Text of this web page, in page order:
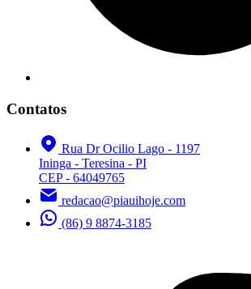
Contatos
Rua Dr Ocilio Lago - 1197
Ininga - Teresina - PI
CEP - 64049765
redacao@piauihoje.com
(86) 9 8874-3185